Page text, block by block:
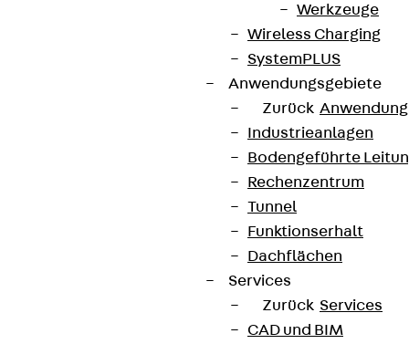
Werkzeuge
Wireless Charging
SystemPLUS
Anwendungsgebiete
Zurück
Industrieanlagen
Bodengeführte
Rechenzentrum
Tunnel
Funktionserhalt
Dachflächen
Services
Zurück Services
CAD und BIM